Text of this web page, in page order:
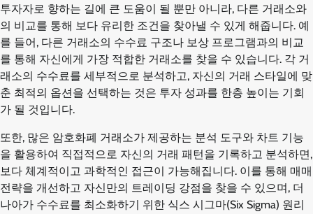
투자자로 향하는 길에 큰 도움이 될 뿐만 아니라, 다른 거래소와
의 비교를 통해 보다 유리한 조건을 찾아낼 수 있게 해줍니다. 예
를 들어, 다른 거래소의 수수료 구조나 보상 프로그램과의 비교
를 통해 자신에게 가장 적합한 거래소를 찾을 수 있습니다. 각 거
래소의 수수료를 세부적으로 분석하고, 자신의 거래 스타일에 맞
춘 최적의 옵션을 선택하는 것은 투자 성과를 한층 높이는 기회
가 될 것입니다.
또한, 많은 암호화폐 거래소가 제공하는 분석 도구와 차트 기능
을 활용하여 직접적으로 자신의 거래 패턴을 기록하고 분석하면,
보다 체계적이고 과학적인 접근이 가능해집니다. 이를 통해 매매
전략을 개선하고 자신만의 트레이딩 강점을 찾을 수 있으며, 더
나아가 수수료를 최소화하기 위한 식스 시그마(Six Sigma) 원리